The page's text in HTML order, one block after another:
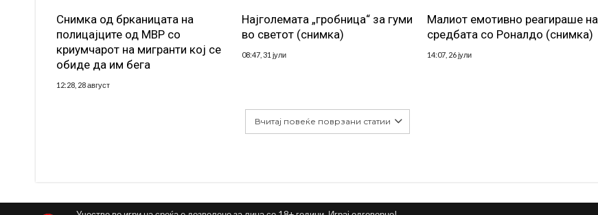
Снимка од брканицата на
полицајците од МВР со
криумчарот на мигранти кој се
обиде да им бега
12:28, 28 август
Најголемата „гробница“ за гуми
во светот (снимка)
08:47, 31 јули
Малиот емотивно реагираше на
средбата со Роналдо (снимка)
14:07, 26 јули
Вчитај повеќе поврзани статии